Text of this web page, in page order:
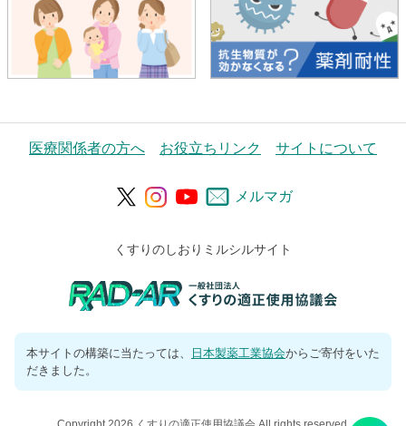
医療関係者の方へ お役立ちリンク サイトについて
メルマガ
くすりのしおりミルシルサイト
本サイトの構築に当たっては、 日本製薬工業協会からご寄付をいた
だきました。